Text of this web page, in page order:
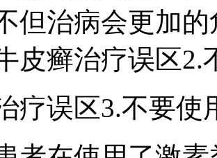
但治病会更加
皮癣治疗误区2.
疗误区3.不要使